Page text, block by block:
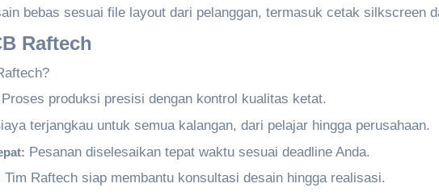
bebas sesuai file layout dari pelanggan, termasuk cetak silkscreen
Raftech
Proses produksi presisi dengan kontrol kualitas ketat.
terjangkau untuk semua kalangan, dari pelajar hingga perusahaan.
: Pesanan diselesaikan tepat waktu sesuai deadline Anda.
Tim Raftech siap membantu konsultasi desain hingga realisasi.